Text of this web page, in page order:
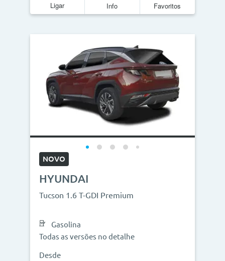
Ligar Info Favoritos
NOVO
HYUNDAI
Tucson 1.6 T-GDI Premium
Gasolina
Todas as versões no detalhe
Desde